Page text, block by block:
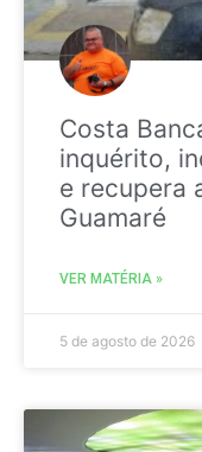
Costa
inquérito,
e recupera
Guamaré
VER MATÉRIA »
5 de agosto de 2026